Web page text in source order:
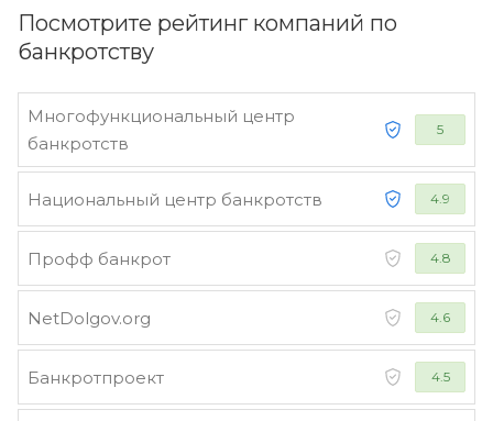
Посмотрите рейтинг компаний по
банкротству
Многофункциональный центр
банкротств
5
Национальный центр банкротств 4.9
Профф банкрот 4.8
NetDolgov.org 4.6
Банкротпроект 4.5